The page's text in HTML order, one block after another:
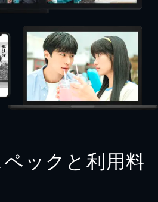
ックと利用料